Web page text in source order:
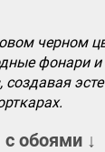
черном
обоями ↓